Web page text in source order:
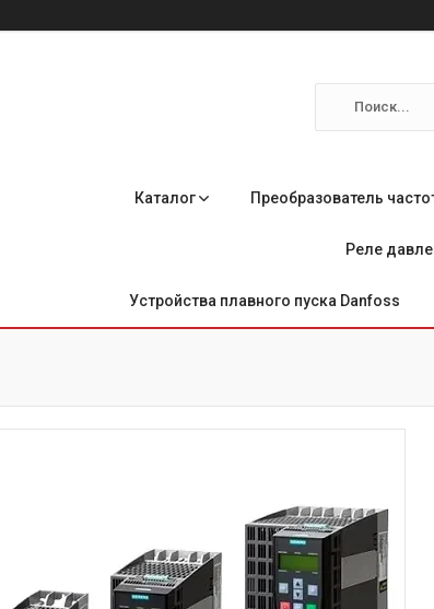
Каталог Преобразователь
Реле
Устройства плавного пуска Danfoss